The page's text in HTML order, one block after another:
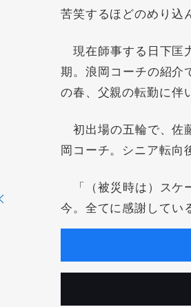
苦笑するほどのめり込
現在師事する日下匡
期。浪岡コーチの紹介
の春、父親の転勤に伴
初出場の五輪で、佐
岡コーチ。シニア転向
「（被災時は）スケ
今。全てに感謝してい